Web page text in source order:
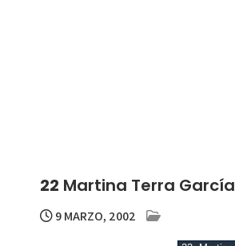
22 Martina Terra García
9 MARZO, 2002